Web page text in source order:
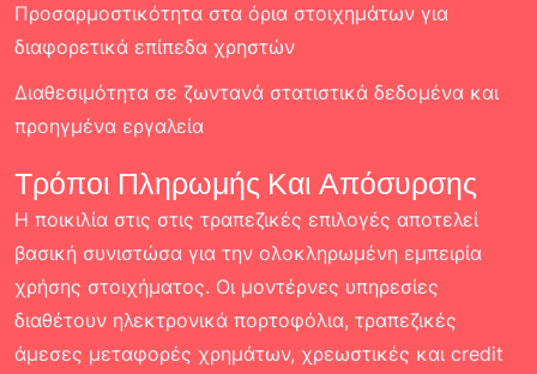
Προσαρμοστικότητα στα όρια στοιχημάτων για
διαφορετικά επίπεδα χρηστών
Διαθεσιμότητα σε ζωντανά στατιστικά δεδομένα και
προηγμένα εργαλεία
Τρόποι Πληρωμής Και Απόσυρσης
Η ποικιλία στις στις τραπεζικές επιλογές αποτελεί
βασική συνιστώσα για την ολοκληρωμένη εμπειρία
χρήσης στοιχήματος. Οι μοντέρνες υπηρεσίες
διαθέτουν ηλεκτρονικά πορτοφόλια, τραπεζικές
άμεσες μεταφορές χρημάτων, χρεωστικές και credit